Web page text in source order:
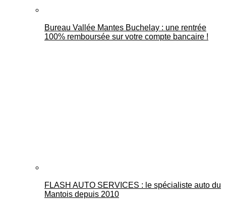
Bureau Vallée Mantes Buchelay : une rentrée
100% remboursée sur votre compte bancaire !
FLASH AUTO SERVICES : le spécialiste auto du
Mantois depuis 2010